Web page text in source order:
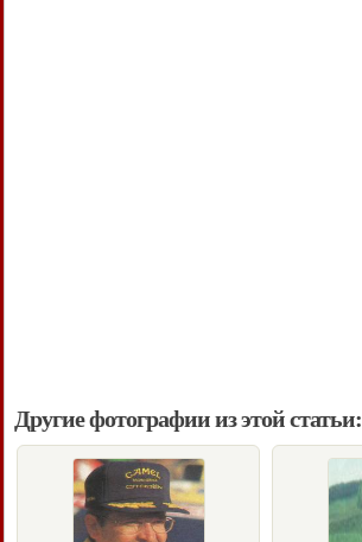
Другие фотографии из этой статьи: